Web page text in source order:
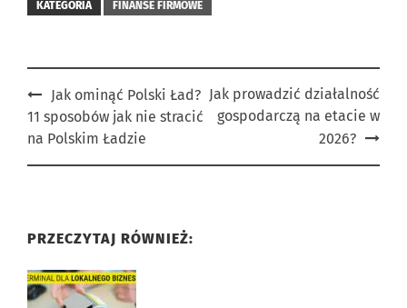
KATEGORIA FINANSE FIRMOWE
Post
navigation
Jak ominąć Polski Ład?
11 sposobów jak nie stracić
na Polskim Ładzie
Jak prowadzić działalność
gospodarczą na etacie w
2026?
PRZECZYTAJ RÓWNIEŻ: